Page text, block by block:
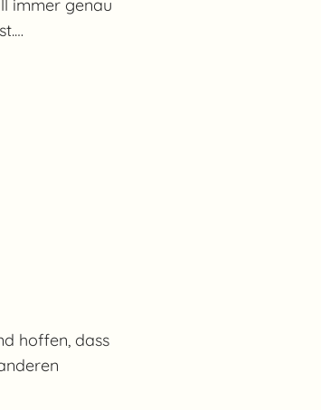
immer genau
hoffen, dass